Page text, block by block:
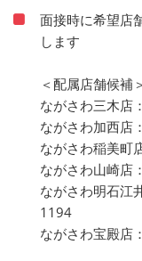
面接時に希望店
します
＜配属店舗候補＞
ながさわ三木店
ながさわ加西店
ながさわ稲美町
ながさわ山崎店
ながさわ明石江
1194
ながさわ宝殿店